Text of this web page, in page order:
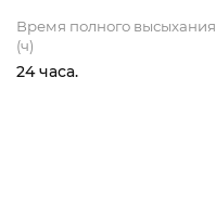
Время полного высыхания
(ч)
24 часа.